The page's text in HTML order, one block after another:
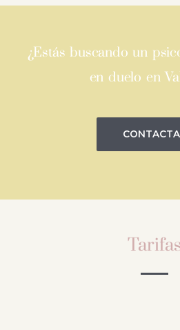
¿Estás buscando un
en duelo en
Tarifas